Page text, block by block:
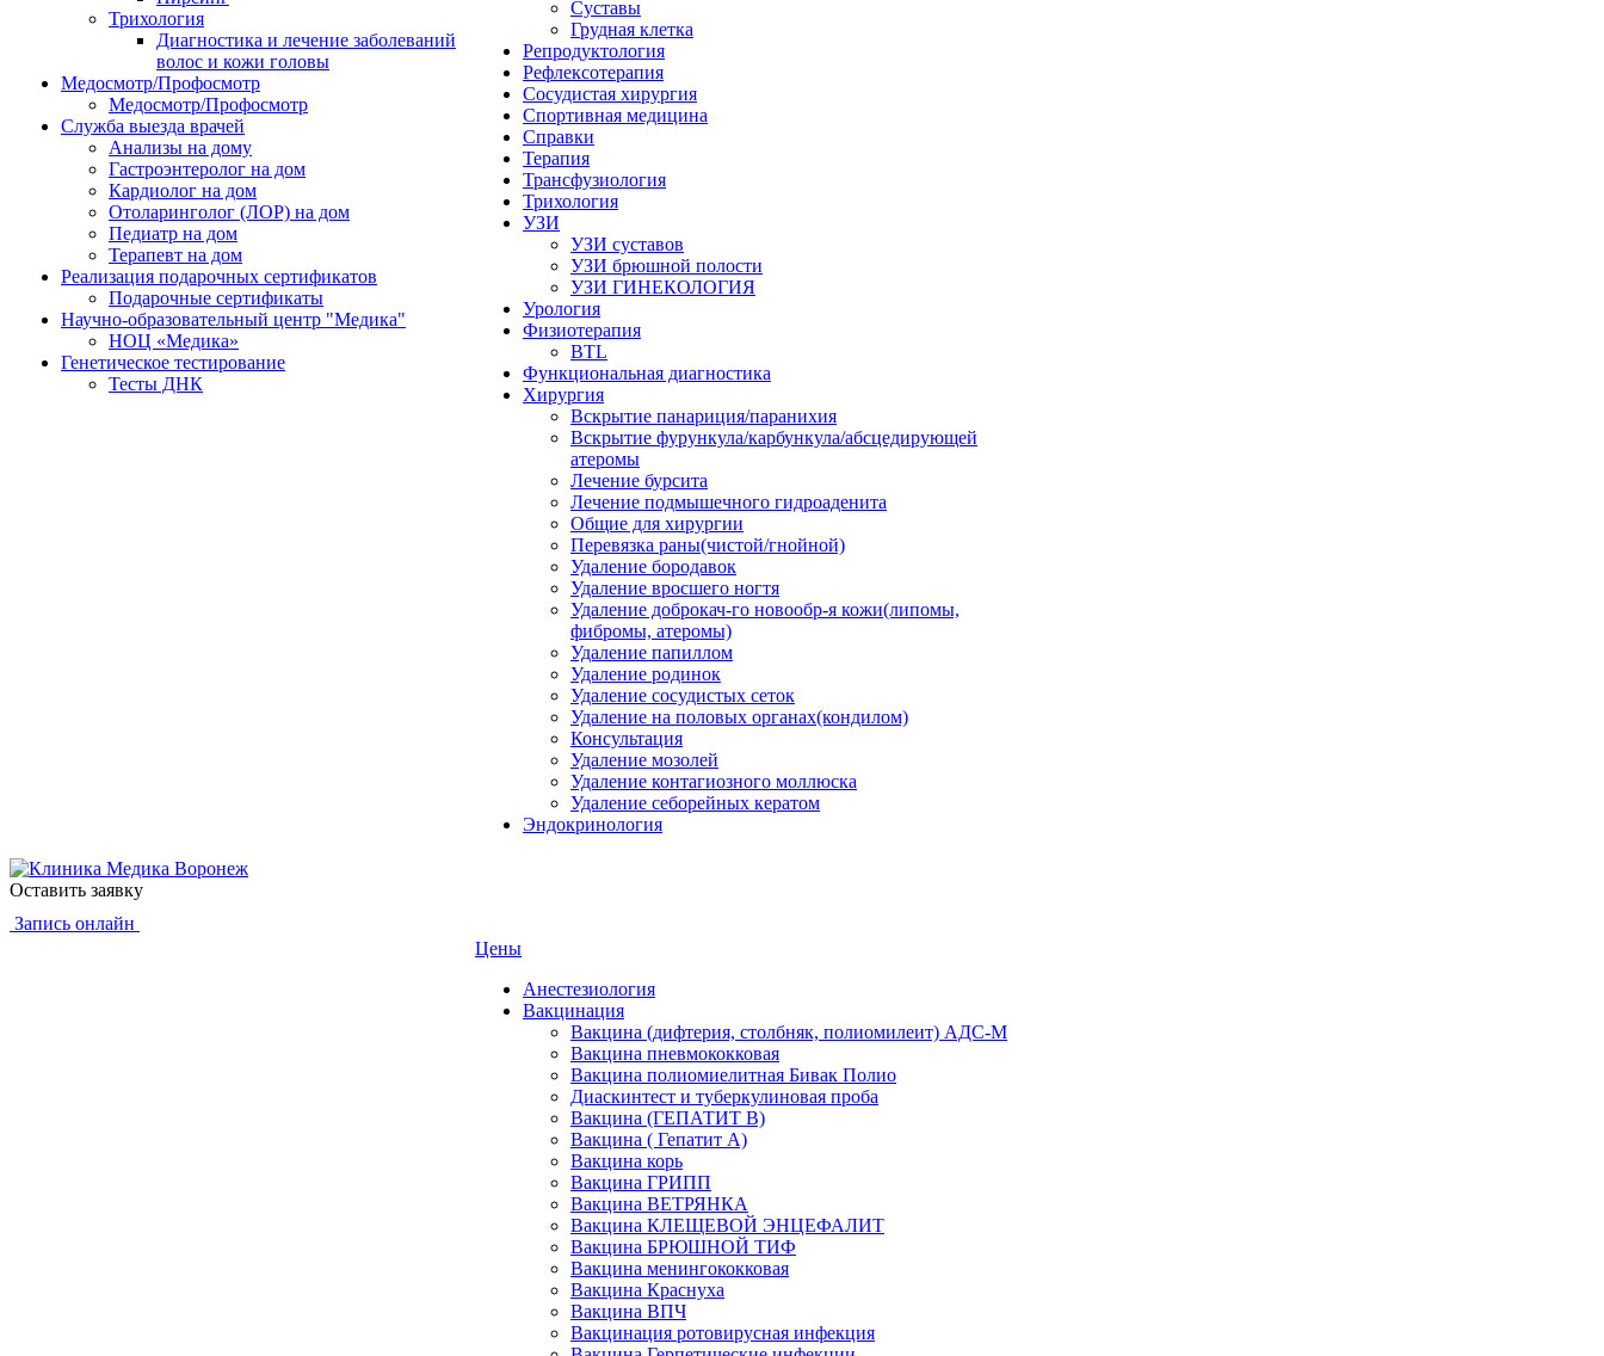
Трихология
Диагностика и лечение заболеваний
волос и кожи головы
Медосмотр/Профосмотр
Медосмотр/Профосмотр
Служба выезда врачей
Анализы на дому
Гастроэнтеролог на дом
Кардиолог на дом
Отоларинголог (ЛОР) на дом
Педиатр на дом
Терапевт на дом
Реализация подарочных сертификатов
Подарочные сертификаты
Научно-образовательный центр "Медика"
НОЦ «Медика»
Генетическое тестирование
Тесты ДНК
Суставы
Грудная клетка
Репродуктология
Рефлексотерапия
Сосудистая хирургия
Спортивная медицина
Справки
Терапия
Трансфузиология
Трихология
УЗИ
УЗИ суставов
УЗИ брюшной полости
УЗИ ГИНЕКОЛОГИЯ
Урология
Физиотерапия
BTL
Функциональная диагностика
Хирургия
Вскрытие панариция/паранихия
Вскрытие фурункула/карбункула/абсцедирующей
атеромы
Лечение бурсита
Лечение подмышечного гидроаденита
Общие для хирургии
Перевязка раны(чистой/гнойной)
Удаление бородавок
Удаление вросшего ногтя
Удаление доброкач-го новообр-я кожи(липомы,
фибромы, атеромы)
Удаление папиллом
Удаление родинок
Удаление сосудистых сеток
Удаление на половых органах(кондилом)
Консультация
Удаление мозолей
Удаление контагиозного моллюска
Удаление себорейных кератом
Эндокринология
Оставить заявку
Запись онлайн
Цены
Анестезиология
Вакцинация
Вакцина (дифтерия, столбняк, полиомилеит) АДС-М
Вакцина пневмококковая
Вакцина полиомиелитная Бивак Полио
Диаскинтест и туберкулиновая проба
Вакцина (ГЕПАТИТ В)
Вакцина ( Гепатит А)
Вакцина корь
Вакцина ГРИПП
Вакцина ВЕТРЯНКА
Вакцина КЛЕЩЕВОЙ ЭНЦЕФАЛИТ
Вакцина БРЮШНОЙ ТИФ
Вакцина менингококковая
Вакцина Краснуха
Вакцина ВПЧ
Вакцинация ротовирусная инфекция